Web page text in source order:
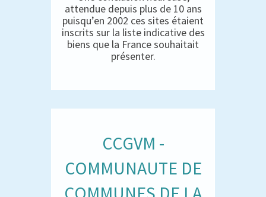
attendue depuis plus de 10 ans
puisqu’en 2002 ces sites étaient
inscrits sur la liste indicative des
biens que la France souhaitait
présenter.
CCGVM -
COMMUNAUTE DE